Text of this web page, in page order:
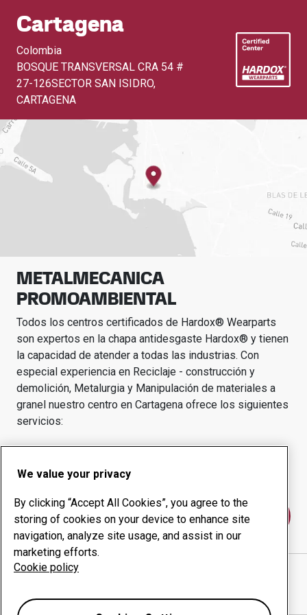
Cartagena
Colombia
BOSQUE TRANSVERSAL CRA 54 #
27-126SECTOR SAN ISIDRO,
CARTAGENA
METALMECANICA
PROMOAMBIENTAL
Todos los centros certificados de Hardox® Wearparts
son expertos en la chapa antidesgaste Hardox® y tienen
la capacidad de atender a todas las industrias. Con
especial experiencia en Reciclaje - construcción y
demolición, Metalurgia y Manipulación de materiales a
granel nuestro centro en Cartagena ofrece los siguientes
servicios:
Productos de desgaste
Servicios de asesoría
Gestión inteligente
Póngase en contacto con nosotros
METALMECANICA PROMOAMBIENTAL
We value your privacy
By clicking “Accept All Cookies”, you agree to the
storing of cookies on your device to enhance site
navigation, analyze site usage, and assist in our
marketing efforts.
Cookie policy